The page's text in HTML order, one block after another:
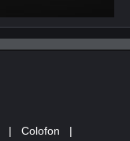
| Colofon |